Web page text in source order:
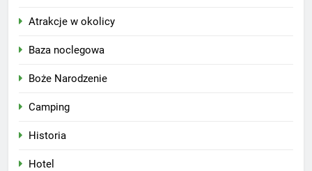
Atrakcje w okolicy
Baza noclegowa
Boże Narodzenie
Camping
Historia
Hotel